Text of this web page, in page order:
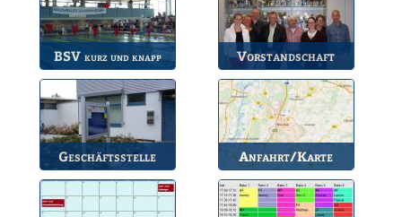
BSV kurz und knapp
Die wichtigsten Infos
zum BSV.
Vorstandschaft
Unsere amtierende
Vorstandschaft.
Geschäftsstelle
Anlaufstelle für alle
Anfahrt/Karte
So können Sie uns
erreichen.